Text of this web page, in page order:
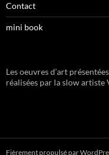
Contact
mini book
Les oeuvres d’art
réalisées par la slow artiste
Fièrement propulsé par